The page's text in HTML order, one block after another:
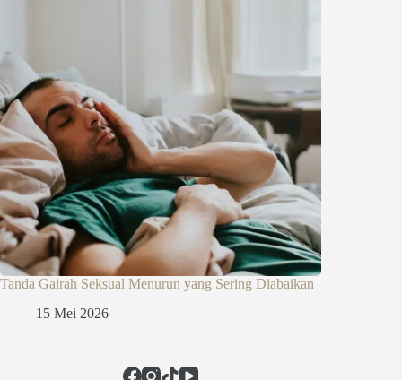
Tanda Gairah Seksual Menurun yang Sering Diabaikan
15 Mei 2026